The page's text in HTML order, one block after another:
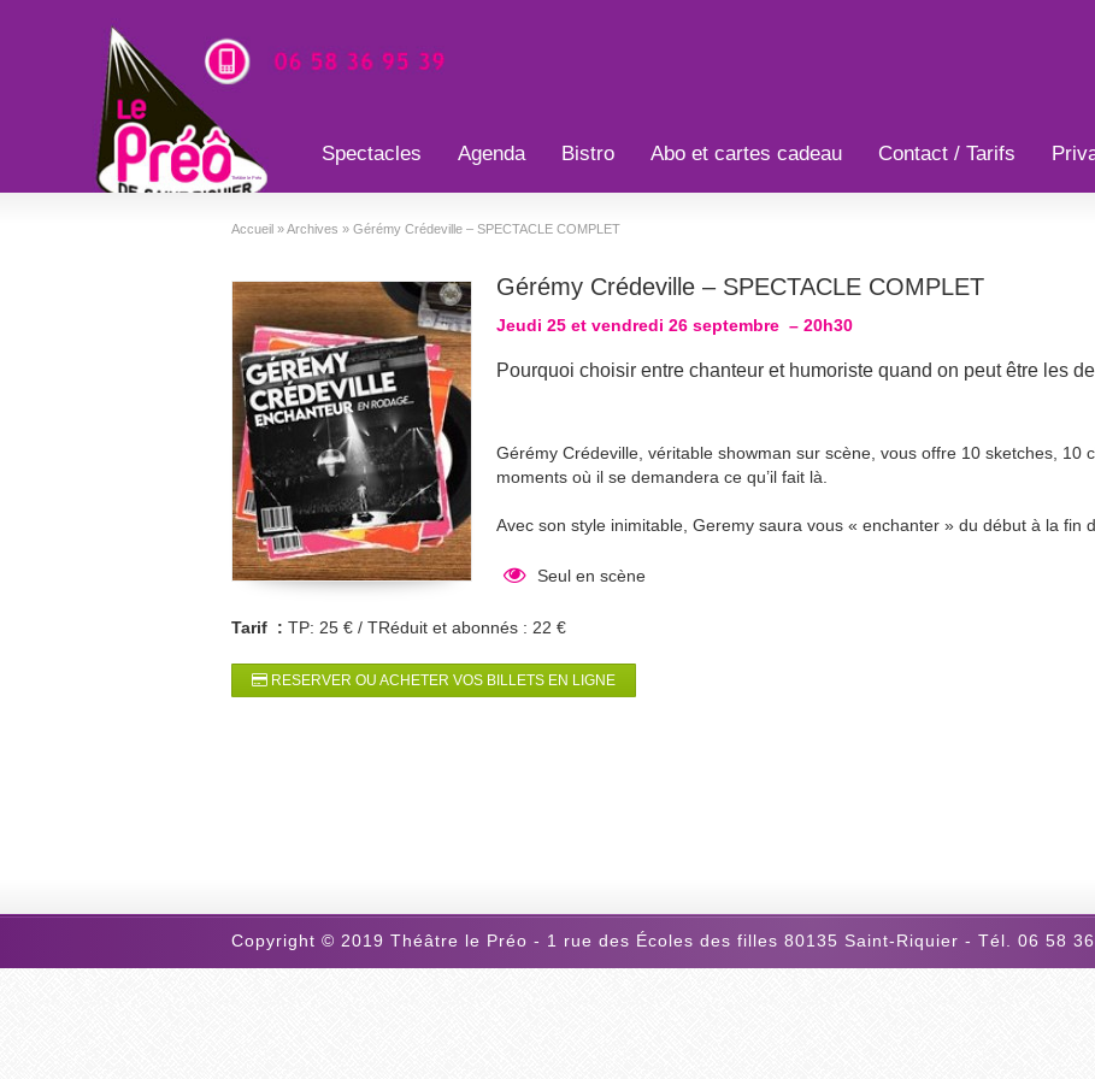
Théâtre le Préo
Spectacles Agenda Bistro Abo et cartes cadeau Contact / Tarifs
Accueil »Archives » Gérémy Crédeville – SPECTACLE COMPLET
Gérémy Crédeville – SPECTACLE COMPLET
Jeudi 25 et vendredi 26 septembre – 20h30
Pourquoi choisir entre chanteur et humoriste quand on peut être les
Gérémy Crédeville, véritable showman sur scène, vous offre 10 sketches, 10
moments où il se demandera ce qu’il fait là.
Avec son style inimitable, Geremy saura vous « enchanter » du début à la fin
Seul en scène
Tarif : TP: 25 € / TRéduit et abonnés : 22 €
RESERVER OU ACHETER VOS BILLETS EN LIGNE
Copyright © 2019 Théâtre le Préo - 1 rue des Écoles des filles 80135 Saint-Riquier - Tél. 06 58